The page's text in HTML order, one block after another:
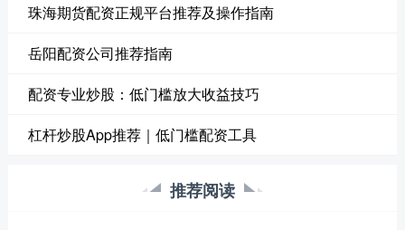
珠海期货配资正规平台推荐及操作指南
岳阳配资公司推荐指南
配资专业炒股：低门槛放大收益技巧
杠杆炒股App推荐｜低门槛配资工具
推荐阅读